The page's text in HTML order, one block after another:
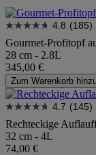
4.8 (185)
Gourmet-Profitopf
28 cm - 2.8L
345,00 €
Zum Warenkorb
4.7 (145)
Rechteckige
32 cm - 4L
74,00 €